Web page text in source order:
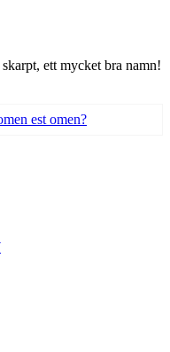
ett mycket bra namn!
est omen?